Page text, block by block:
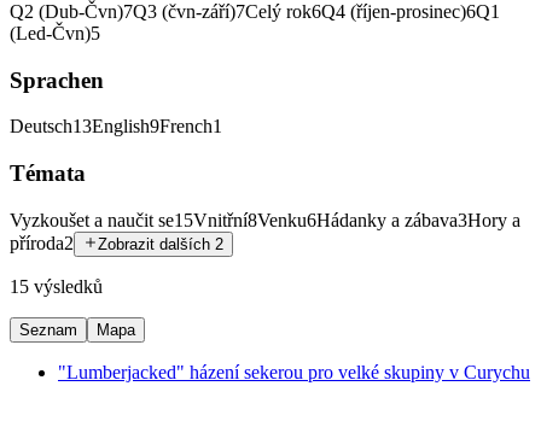
Q2 (Dub-Čvn)7Q3 (čvn-září)7Celý rok6Q4 (říjen-prosinec)6Q1
(Led-Čvn)5
Sprachen
Deutsch13English9French1
Témata
Vyzkoušet a naučit se15Vnitřní8Venku6Hádanky a zábava3Hory a
příroda2 Zobrazit dalších 2
15 výsledků
Seznam Mapa
"Lumberjacked" házení sekerou pro velké skupiny v Curychu